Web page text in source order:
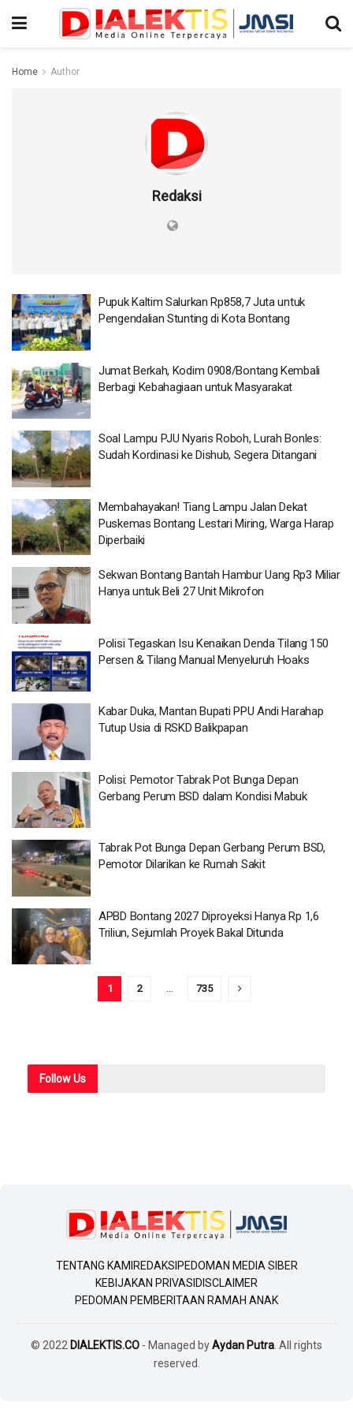
Home Author
Redaksi
Pupuk Kaltim Salurkan Rp858,7 Juta untuk
Pengendalian Stunting di Kota Bontang
Jumat Berkah, Kodim 0908/Bontang Kembali
Berbagi Kebahagiaan untuk Masyarakat
Soal Lampu PJU Nyaris Roboh, Lurah Bonles:
Sudah Kordinasi ke Dishub, Segera Ditangani
Membahayakan! Tiang Lampu Jalan Dekat
Puskemas Bontang Lestari Miring, Warga Harap
Diperbaiki
Sekwan Bontang Bantah Hambur Uang Rp3 Miliar
Hanya untuk Beli 27 Unit Mikrofon
Polisi Tegaskan Isu Kenaikan Denda Tilang 150
Persen & Tilang Manual Menyeluruh Hoaks
Kabar Duka, Mantan Bupati PPU Andi Harahap
Tutup Usia di RSKD Balikpapan
Polisi: Pemotor Tabrak Pot Bunga Depan
Gerbang Perum BSD dalam Kondisi Mabuk
Tabrak Pot Bunga Depan Gerbang Perum BSD,
Pemotor Dilarikan ke Rumah Sakit
APBD Bontang 2027 Diproyeksi Hanya Rp 1,6
Triliun, Sejumlah Proyek Bakal Ditunda
1 2 … 735
FollowUs
TENTANG KAMI REDAKSI PEDOMAN MEDIA SIBER
KEBIJAKAN PRIVASI DISCLAIMER
PEDOMAN PEMBERITAAN RAMAH ANAK
© 2022 DIALEKTIS.CO - Managed byAydan Putra . All rights
reserved.